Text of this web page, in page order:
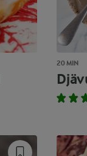
20 MIN